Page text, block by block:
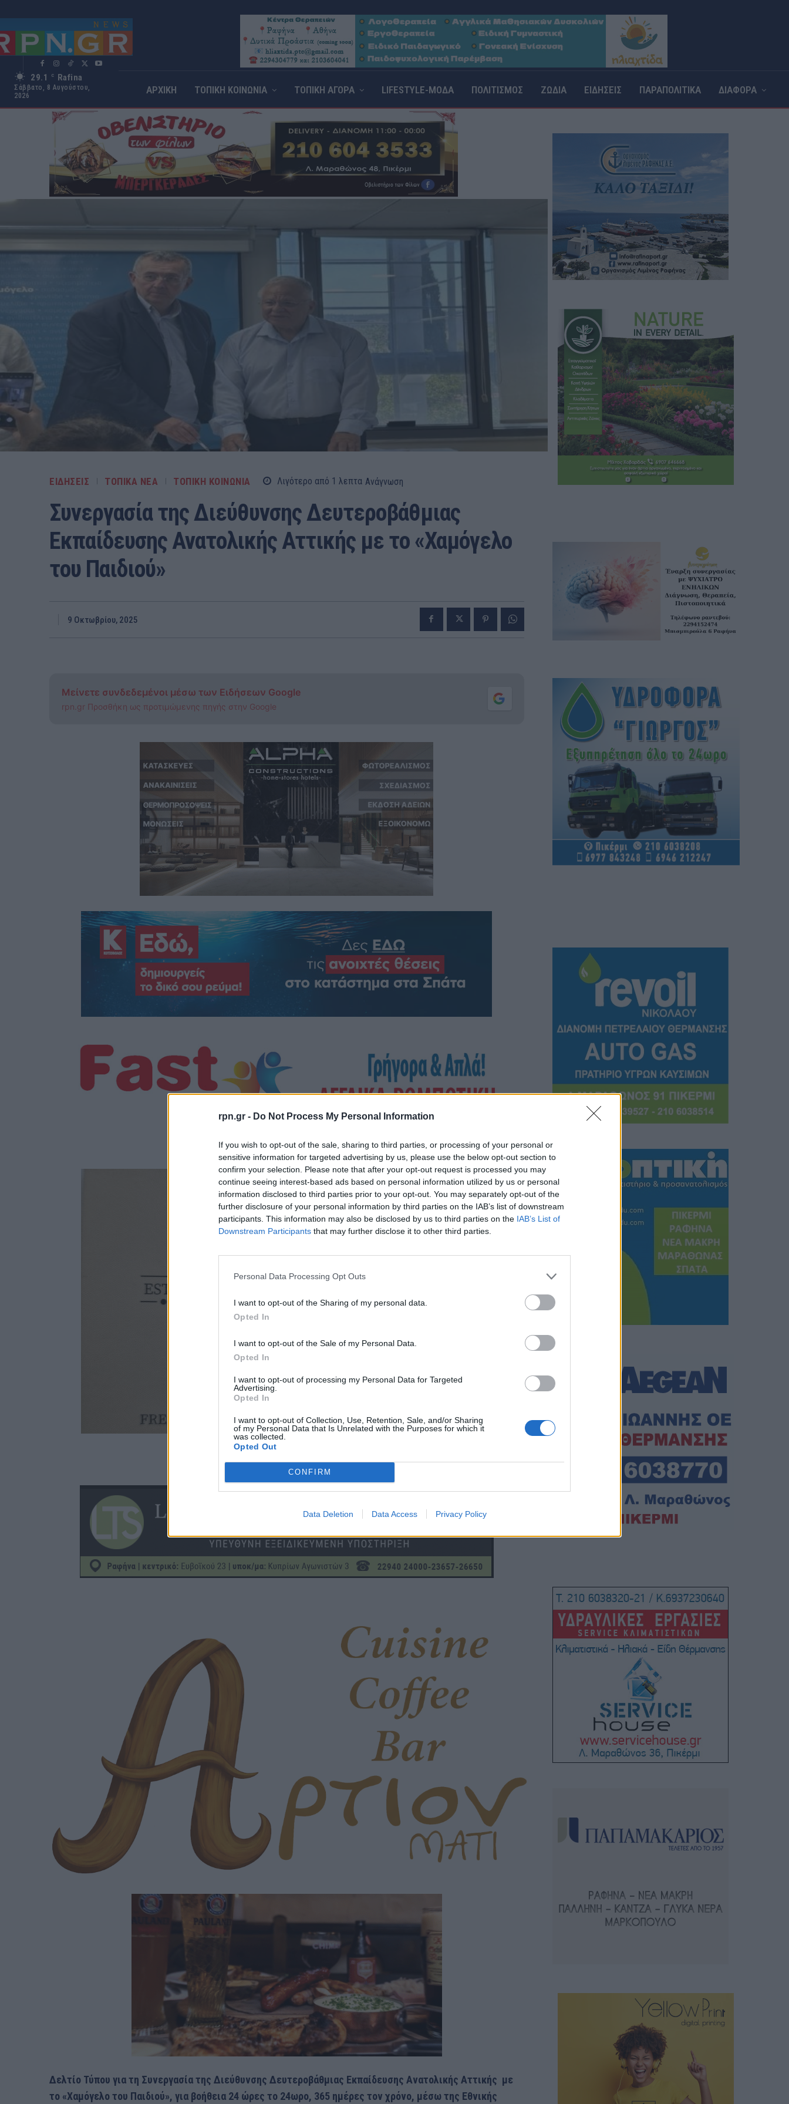
rpn.gr - Do Not Process My Personal Information
If you wish to opt-out of the sale, sharing to third parties, or processing of your personal or
sensitive information for targeted advertising by us, please use the below opt-out section to
confirm your selection. Please note that after your opt-out request is processed you may
continue seeing interest-based ads based on personal information utilized by us or personal
information disclosed to third parties prior to your opt-out. You may separately opt-out of the
further disclosure of your personal information by third parties on the IAB’s list of downstream
participants. This information may also be disclosed by us to third parties on the IAB’s List of
Downstream Participants that may further disclose it to other third parties.
Personal Data Processing Opt Outs
I want to opt-out of the Sharing of my personal data.
Opted In
I want to opt-out of the Sale of my Personal Data.
Opted In
I want to opt-out of processing my Personal Data for Targeted
Advertising.
Opted In
I want to opt-out of Collection, Use, Retention, Sale, and/or Sharing
of my Personal Data that Is Unrelated with the Purposes for which it
was collected.
Opted Out
CONFIRM
Data Deletion Data Access Privacy Policy
29.1 C Rafina
Σάββατο, 8 Αυγούστου,
2026
ΑΡΧΙΚΗ ΤΟΠΙΚΗ ΚΟΙΝΩΝΙΑ ΤΟΠΙΚΗ ΑΓΟΡΑ LIFESTYLE-ΜΟΔΑ ΠΟΛΙΤΙΣΜΟΣ ΖΩΔΙΑ ΕΙΔΗΣΕΙΣ ΠΑΡΑΠΟΛΙΤΙΚΑ ΔΙΑΦΟΡΑ
ΕΙΔΗΣΕΙΣ ΤΟΠΙΚΑ ΝΕΑ ΤΟΠΙΚΗ ΚΟΙΝΩΝΙΑ Λιγότερο από 1 λεπτα Ανάγνωση
Συνεργασία της Διεύθυνσης Δευτεροβάθμιας
Εκπαίδευσης Ανατολικής Αττικής με το «Χαμόγελο
του Παιδιού»
9 Οκτωβρίου, 2025
Μείνετε συνδεδεμένοι μέσω των Ειδήσεων Google
rpn.gr Προσθήκη ως προτιμώμενης πηγής στην Google
Δελτίο Τύπου για τη Συνεργασία της Διεύθυνσης Δευτεροβάθμιας Εκπαίδευσης Ανατολικής Αττικής με
το «Χαμόγελο του Παιδιού», για βοήθεια 24 ώρες το 24ωρο, 365 ημέρες τον χρόνο, μέσω της Εθνικής